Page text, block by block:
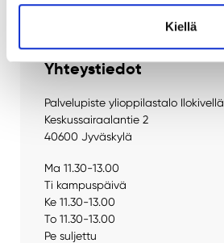
Kiellä
Yhteystiedot
Palvelupiste ylioppilastalo Ilokivellä
Keskussairaalantie 2
40600 Jyväskylä
Ma 11.30-13.00
Ti kampuspäivä
Ke 11.30-13.00
To 11.30-13.00
Pe suljettu